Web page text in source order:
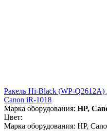
Ракель Hi-Black (WP-Q2612A)
Canon iR-1018
Марка оборудования: HP,
Цвет:
Марка оборудования: HP,